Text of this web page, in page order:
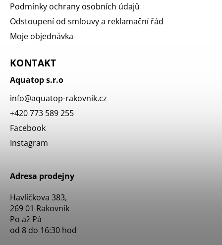
Podmínky ochrany osobních údajů
Odstoupení od smlouvy a reklamační řád
Moje objednávka
KONTAKT
Aquatop s.r.o
info@aquatop-rakovnik.cz
+420 773 589 255
Facebook
Instagram
Adresa prodejny
Havlíčkova 383,
269 01 Rakovník
Po až Pá
od 8 do 16:30 hod